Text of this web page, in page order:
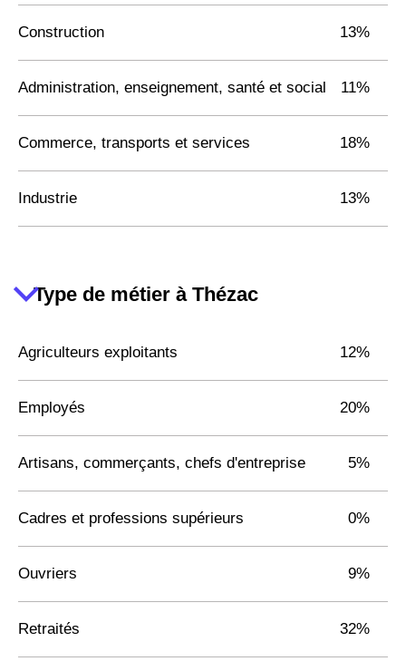
Construction 13%
Administration, enseignement, santé et social 11%
Commerce, transports et services 18%
Industrie 13%
Type de métier à Thézac
Agriculteurs exploitants 12%
Employés 20%
Artisans, commerçants, chefs d'entreprise 5%
Cadres et professions supérieurs 0%
Ouvriers 9%
Retraités 32%